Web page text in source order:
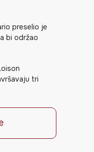
preselio je
bi održao
tri